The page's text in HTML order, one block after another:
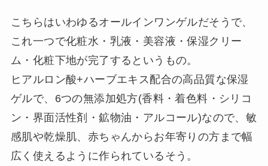
こちらはいわゆるオールインワンゲルだそうで、
これ一つで化粧水・乳液・美容液・保湿クリー
ム・化粧下地が完了するというもの。
ヒアルロン酸+ハーブエキス配合の高品質な保湿
ゲルで、6つの無添加処方(香料・着色料・シリコ
ン・界面活性剤・鉱物油・アルコール)なので、敏
感肌や乾燥肌、赤ちゃんからお年寄りの方まで幅
広く使えるように作られているそう。